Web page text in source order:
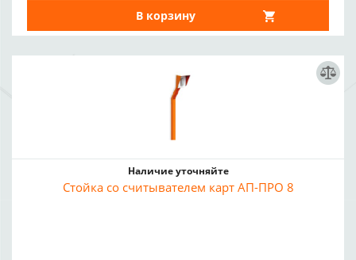
В корзину
Наличие уточняйте
Стойка со считывателем карт АП-ПРО 8